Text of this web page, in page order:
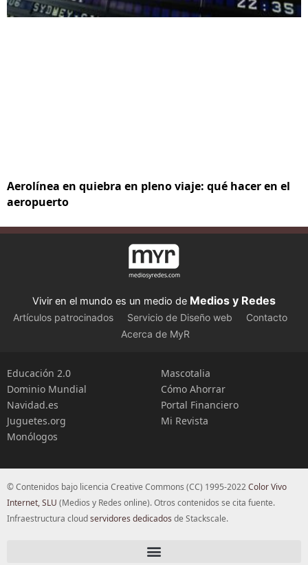
Aerolínea en quiebra en pleno viaje: qué hacer en el
aeropuerto
Vivir en el mundo es un medio de Medios y Redes
Artículos patrocinados Servicio de Diseño web
Contacto
Acerca de MyR
Educación 2.0
Dominio Mundial
Navidad.es
Juguetes.org
Monólogos
Mascotalia
Cómo Ahorrar
Portal Financiero
Mi Revista
© Contenidos bajo licencia Creative Commons (CC) 1995-2022Color Vivo
Internet, SLU (Medios y Redes online). Otros contenidos se cita fuente.
Infraestructura cloudservidores dedicados de Stackscale.